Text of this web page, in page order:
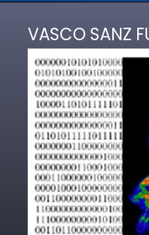
VASCO SANZ